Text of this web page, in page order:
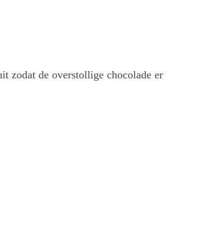
zodat de overstollige chocolade er